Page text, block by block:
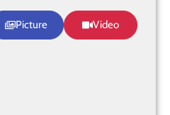
Picture Video